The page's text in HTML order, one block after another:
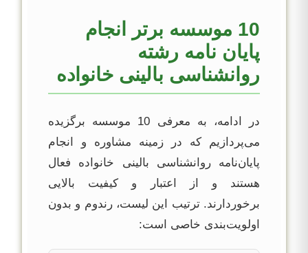
10 موسسه برتر انجام
پایان نامه رشته
روانشناسی بالینی خانواده
در ادامه، به معرفی 10 موسسه برگزیده
می‌پردازیم که در زمینه مشاوره و انجام
پایان‌نامه روانشناسی بالینی خانواده فعال
هستند و از اعتبار و کیفیت بالایی
برخوردارند. ترتیب این لیست، رندوم و بدون
اولویت‌بندی خاصی است: